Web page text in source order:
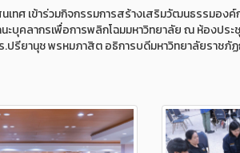
เทศ เข้าร่วมกิจกรรมการสร้างเสริมวัฒนธรรมอง
คลากรเพื่อการพลิกโฉมมหาวิทยาลัย ณ ห้องประ
รียานุช พรหมภาสิต อธิการบดีมหาวิทยาลัยราชภัฏ